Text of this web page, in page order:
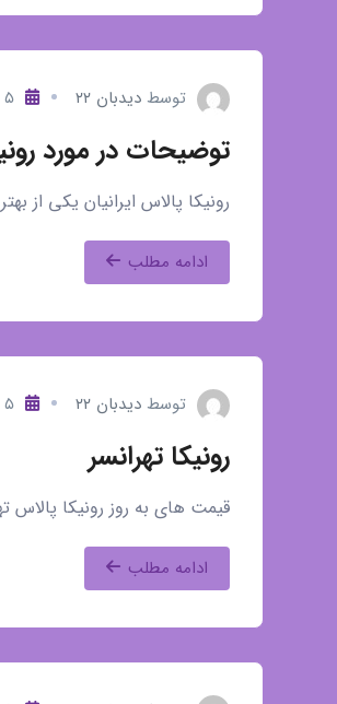
توسط دیدبان ۲۲ ۵ مرداد ۱۴۰۴
توضیحات در مورد
رونیکا پالاس ایرانیان یکی از
ادامه مطلب
توسط دیدبان ۲۲ ۵ مرداد ۱۴۰۴
رونیکا تهرانسر
قیمت های به روز رونیکا پالاس
ادامه مطلب